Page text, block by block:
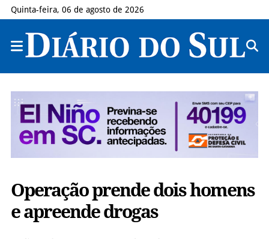
Quinta-feira, 06 de agosto de 2026
Operação prende dois homens
e apreende drogas